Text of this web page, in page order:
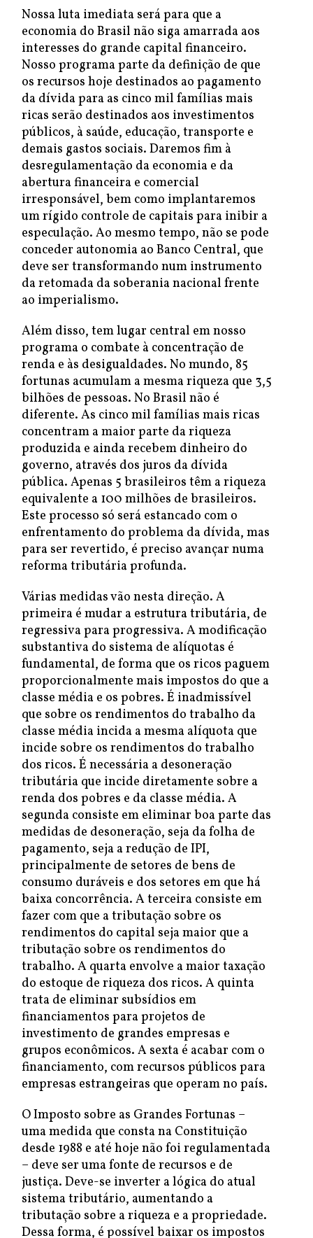
Nossa luta imediata será para que a
economia do Brasil não siga amarrada aos
interesses do grande capital financeiro.
Nosso programa parte da definição de que
os recursos hoje destinados ao pagamento
da dívida para as cinco mil famílias mais
ricas serão destinados aos investimentos
públicos, à saúde, educação, transporte e
demais gastos sociais. Daremos fim à
desregulamentação da economia e da
abertura financeira e comercial
irresponsável, bem como implantaremos
um rígido controle de capitais para inibir a
especulação. Ao mesmo tempo, não se pode
conceder autonomia ao Banco Central, que
deve ser transformando num instrumento
da retomada da soberania nacional frente
ao imperialismo.
Além disso, tem lugar central em nosso
programa o combate à concentração de
renda e às desigualdades. No mundo, 85
fortunas acumulam a mesma riqueza que 3,5
bilhões de pessoas. No Brasil não é
diferente. As cinco mil famílias mais ricas
concentram a maior parte da riqueza
produzida e ainda recebem dinheiro do
governo, através dos juros da dívida
pública. Apenas 5 brasileiros têm a riqueza
equivalente a 100 milhões de brasileiros.
Este processo só será estancado com o
enfrentamento do problema da dívida, mas
para ser revertido, é preciso avançar numa
reforma tributária profunda.
Várias medidas vão nesta direção. A
primeira é mudar a estrutura tributária, de
regressiva para progressiva. A modificação
substantiva do sistema de alíquotas é
fundamental, de forma que os ricos paguem
proporcionalmente mais impostos do que a
classe média e os pobres. É inadmissível
que sobre os rendimentos do trabalho da
classe média incida a mesma alíquota que
incide sobre os rendimentos do trabalho
dos ricos. É necessária a desoneração
tributária que incide diretamente sobre a
renda dos pobres e da classe média. A
segunda consiste em eliminar boa parte das
medidas de desoneração, seja da folha de
pagamento, seja a redução de IPI,
principalmente de setores de bens de
consumo duráveis e dos setores em que há
baixa concorrência. A terceira consiste em
fazer com que a tributação sobre os
rendimentos do capital seja maior que a
tributação sobre os rendimentos do
trabalho. A quarta envolve a maior taxação
do estoque de riqueza dos ricos. A quinta
trata de eliminar subsídios em
financiamentos para projetos de
investimento de grandes empresas e
grupos econômicos. A sexta é acabar com o
financiamento, com recursos públicos para
empresas estrangeiras que operam no país.
O Imposto sobre as Grandes Fortunas –
uma medida que consta na Constituição
desde 1988 e até hoje não foi regulamentada
– deve ser uma fonte de recursos e de
justiça. Deve-se inverter a lógica do atual
sistema tributário, aumentando a
tributação sobre a riqueza e a propriedade.
Dessa forma, é possível baixar os impostos